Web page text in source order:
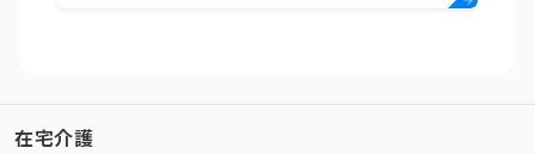
在宅介護